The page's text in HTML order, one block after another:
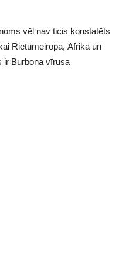
vēl nav ticis konstatēts
Rietumeiropā, Āfrikā un
ir Burbona vīrusa